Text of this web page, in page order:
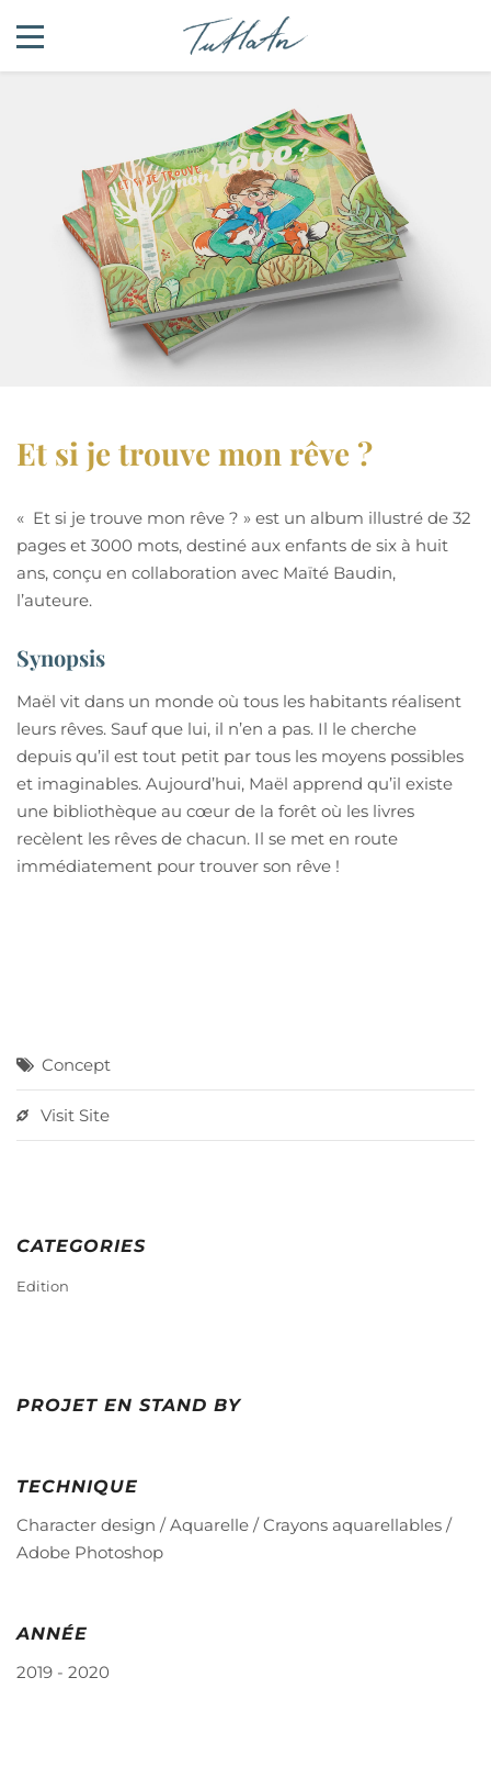
Et si je trouve mon rêve ?
« Et si je trouve mon rêve ? » est un album illustré de 32
pages et 3000 mots, destiné aux enfants de six à huit
ans, conçu en collaboration avec Maïté Baudin,
l’auteure.
Synopsis
Maël vit dans un monde où tous les habitants réalisent
leurs rêves. Sauf que lui, il n’en a pas. Il le cherche
depuis qu’il est tout petit par tous les moyens possibles
et imaginables. Aujourd’hui, Maël apprend qu’il existe
une bibliothèque au cœur de la forêt où les livres
recèlent les rêves de chacun. Il se met en route
immédiatement pour trouver son rêve !
Concept
Visit Site
CATEGORIES
Edition
PROJET EN STAND BY
TECHNIQUE
Character design / Aquarelle / Crayons aquarellables /
Adobe Photoshop
ANNÉE
2019 - 2020